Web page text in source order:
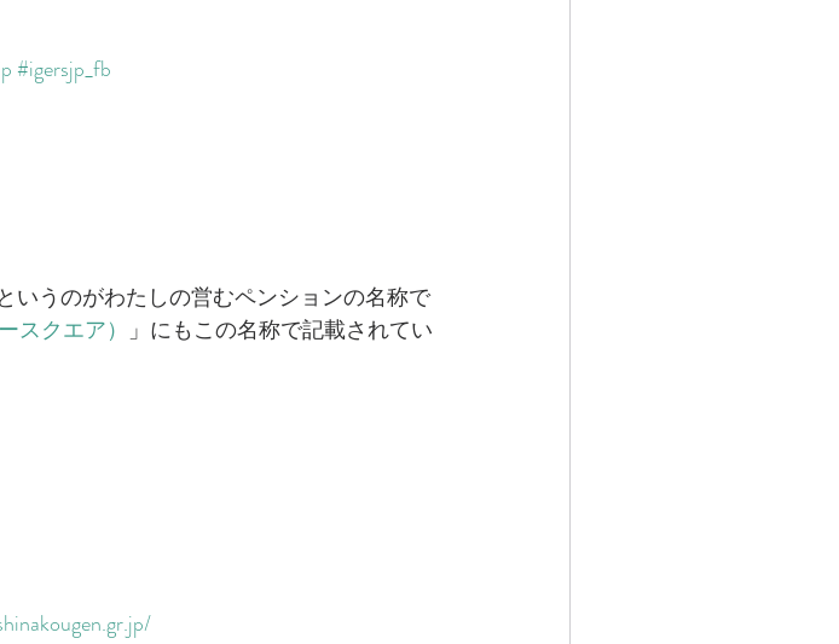
#igersjp_fb
いうのがわたしの営むペンションの名称で
スクエア） ​」にもこの名称で記載されてい